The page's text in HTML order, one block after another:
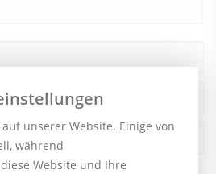
unserer Website. Einige von
während
Website und Ihre